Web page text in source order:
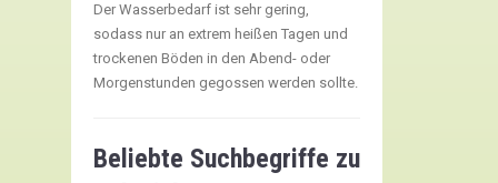
Der Wasserbedarf ist sehr gering,
sodass nur an extrem heißen Tagen und
trockenen Böden in den Abend- oder
Morgenstunden gegossen werden sollte.
Beliebte Suchbegriffe zu